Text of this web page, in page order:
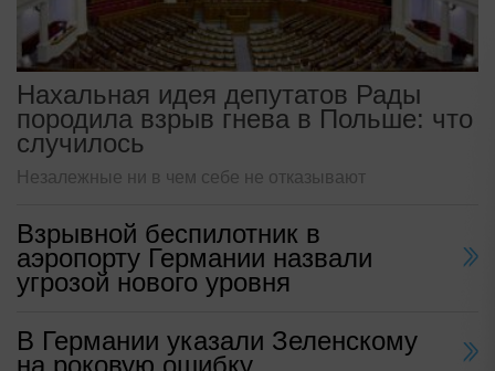
Нахальная идея депутатов Рады
породила взрыв гнева в Польше: что
случилось
Незалежные ни в чем себе не отказывают
Взрывной беспилотник в
аэропорту Германии назвали
угрозой нового уровня
В Германии указали Зеленскому
на роковую ошибку